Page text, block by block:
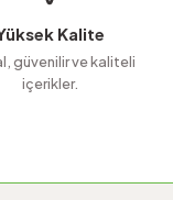
Kalite
güvenilir ve kaliteli
içerikler.